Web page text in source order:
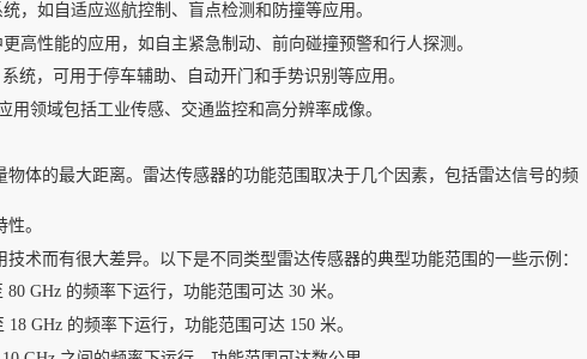
，如自适应巡航控制、盲点检测和防撞等应用。
高性能的应用，如自主紧急制动、前向碰撞预警和行人探测。
统，可用于停车辅助、自动开门和手势识别等应用。
用领域包括工业传感、交通监控和高分辨率成像。
体的最大距离。雷达传感器的功能范围取决于几个因素，包括雷达信号的频
。
术而有很大差异。以下是不同类型雷达传感器的典型功能范围的一些示例：
GHz 的频率下运行，功能范围可达 30 米。
GHz 的频率下运行，功能范围可达 150 米。